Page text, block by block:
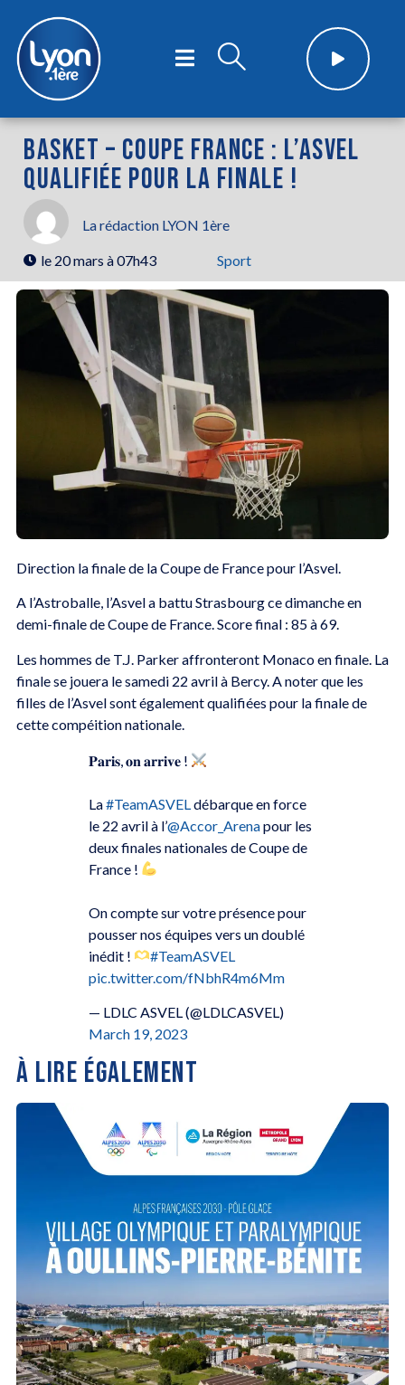
BASKET – COUPE FRANCE : L’ASVEL
QUALIFIÉE POUR LA FINALE !
La rédaction LYON 1ère
le 20 mars à 07h43 Sport
Direction la finale de la Coupe de France pour l’Asvel.
A l’Astroballe, l’Asvel a battu Strasbourg ce dimanche en
demi-finale de Coupe de France. Score final : 85 à 69.
Les hommes de T.J. Parker affronteront Monaco en finale. La
finale se jouera le samedi 22 avril à Bercy. A noter que les
filles de l’Asvel sont également qualifiées pour la finale de
cette compéition nationale.
𝐏𝐚𝐫𝐢𝐬, 𝐨𝐧 𝐚𝐫𝐫𝐢𝐯𝐞 !
La#TeamASVEL débarque en force
le 22 avril à l’@Accor_Arenapour les
deux finales nationales de Coupe de
France !
On compte sur votre présence pour
pousser nos équipes vers un doublé
inédit !
#TeamASVEL
pic.twitter.com/fNbhR4m6Mm
— LDLC ASVEL (@LDLCASVEL)
March 19, 2023
À LIRE ÉGALEMENT